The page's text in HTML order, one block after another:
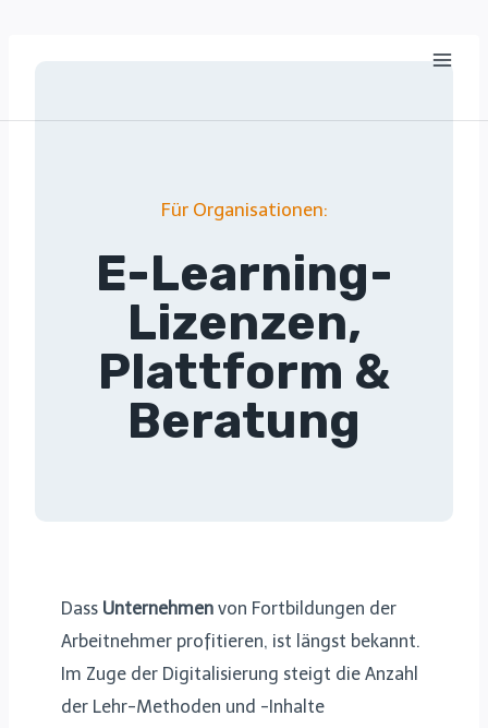
Für Organisationen:
E-Learning-
Lizenzen,
Plattform &
Beratung
Dass Unternehmen von Fortbildungen der
Arbeitnehmer profitieren, ist längst bekannt.
Im Zuge der Digitalisierung steigt die Anzahl
der Lehr-Methoden und -Inhalte